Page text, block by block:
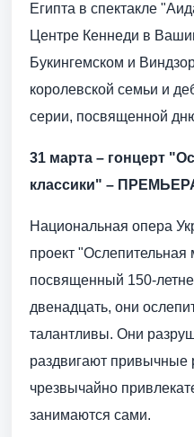
Египта в спектакле
Центре Кеннеди в
Букингемском и
королевской семьи и
серии, посвященной
31 марта – гонцерт
классики" –
Национальная опера
проект "Ослепительная
посвященный 150-
двенадцать, они
талантливы. Они
раздвигают привычные
чрезвычайно
занимаются сами.